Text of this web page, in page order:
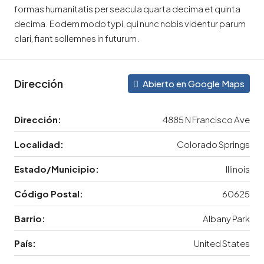
formas humanitatis per seacula quarta decima et quinta
decima. Eodem modo typi, qui nunc nobis videntur parum
clari, fiant sollemnes in futurum.
Dirección Abierto en Google Maps
Dirección: 4885 N Francisco Ave
Localidad: Colorado Springs
Estado/Municipio: Illinois
Código Postal: 60625
Barrio: Albany Park
País: United States